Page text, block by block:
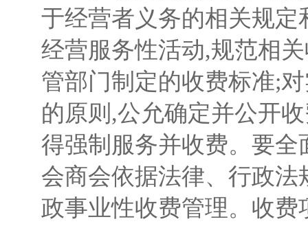
于经营者义务的相关规
经营服务性活动,规范相
管部门制定的收费标准;
的原则,公允确定并公开
得强制服务并收费。要
会商会依据法律、行政
政事业性收费管理。收